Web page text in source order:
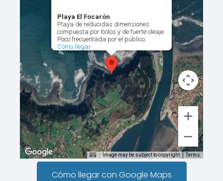
Playa El Focarón
Playa de reducidas dimensiones
compuesta por bolos y de fuerte oleaje.
Poco frecuentada por el público.
Cómo llegar
Image may be subject to copyright Terms
Cómo llegar con Google Maps